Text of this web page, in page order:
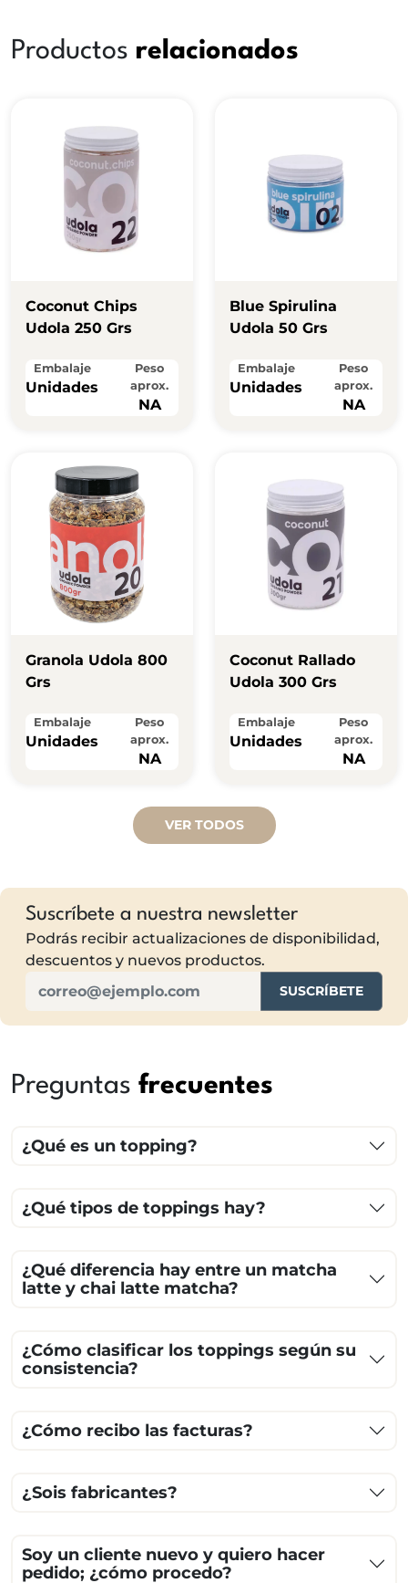
Productos relacionados
Coconut Chips
Udola 250 Grs
Embalaje
Unidades
Peso
aprox.
NA
Blue Spirulina
Udola 50 Grs
Embalaje
Unidades
Peso
aprox.
NA
Granola Udola 800
Grs
Embalaje
Unidades
Peso
aprox.
NA
Coconut Rallado
Udola 300 Grs
Embalaje
Unidades
Peso
aprox.
NA
VER TODOS
Suscríbete a nuestra newsletter
Podrás recibir actualizaciones de disponibilidad,
descuentos y nuevos productos.
SUSCRÍBETE
Preguntas frecuentes
¿Qué es un topping?
¿Qué tipos de toppings hay?
¿Qué diferencia hay entre un matcha
latte y chai latte matcha?
¿Cómo clasificar los toppings según su
consistencia?
¿Cómo recibo las facturas?
¿Sois fabricantes?
Soy un cliente nuevo y quiero hacer
pedido; ¿cómo procedo?